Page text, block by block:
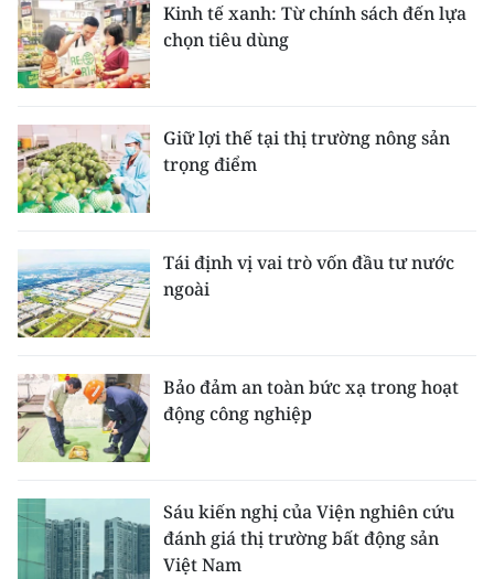
Kinh tế xanh: Từ chính sách đến lựa
chọn tiêu dùng
Giữ lợi thế tại thị trường nông sản
trọng điểm
Tái định vị vai trò vốn đầu tư nước
ngoài
Bảo đảm an toàn bức xạ trong hoạt
động công nghiệp
Sáu kiến nghị của Viện nghiên cứu
đánh giá thị trường bất động sản
Việt Nam